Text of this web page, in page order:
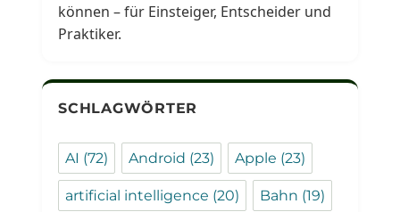
können – für Einsteiger, Entscheider und
Praktiker.
SCHLAGWÖRTER
AI (72) Android (23) Apple (23)
artificial intelligence (20) Bahn (19)